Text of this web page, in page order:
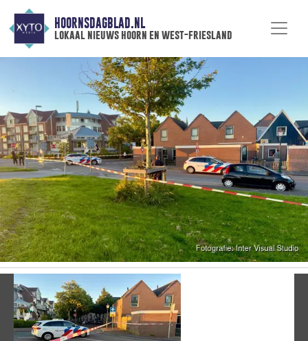
HOORNSDAGBLAD.NL
lokaal nieuws hoorn en west-friesland